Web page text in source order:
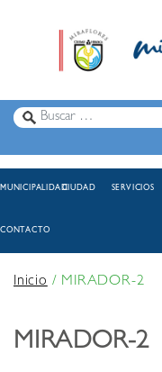
MUNICIPALIDADCIUDAD SERVICIOS
CONTACTO
Inicio/ MIRADOR-2
MIRADOR-2